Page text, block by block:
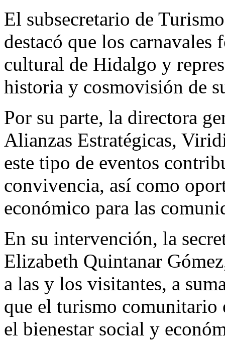
El subsecretario de
destacó que los
cultural de Hidalgo y
historia y cosmovisión de
Por su parte, la directora
Alianzas Estratégicas,
este tipo de eventos
convivencia, así como
económico para las
En su intervención, la
Elizabeth Quintanar
a las y los visitantes, a
que el turismo comunitario
el bienestar social y